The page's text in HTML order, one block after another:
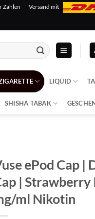
Zahlen Versand mit
LIQUID
SHISHA TABAK
ePod Cap |
| Strawberry
ml Nikotin